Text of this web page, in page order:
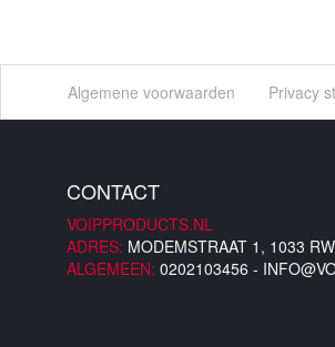
Algemene voorwaarden Privacy
CONTACT
VOIPPRODUCTS.NL
ADRES: MODEMSTRAAT 1, 1033
ALGEMEEN: 0202103456 -